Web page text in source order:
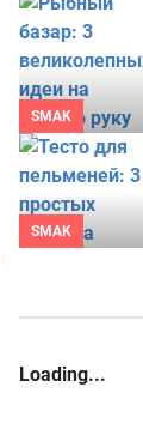
SMAK
SMAK
Loading...